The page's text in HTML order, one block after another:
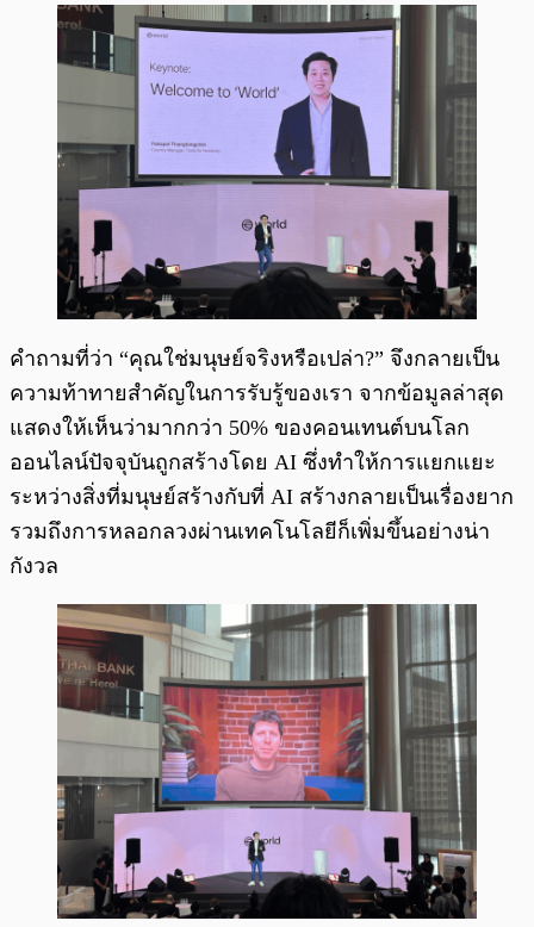
คำถามที่ว่า “คุณใช่มนุษย์จริงหรือเปล่า?” จึงกลายเป็น
ความท้าทายสำคัญในการรับรู้ของเรา จากข้อมูลล่าสุด
แสดงให้เห็นว่ามากกว่า 50% ของคอนเทนต์บนโลก
ออนไลน์ปัจจุบันถูกสร้างโดย AI ซึ่งทำให้การแยกแยะ
ระหว่างสิ่งที่มนุษย์สร้างกับที่ AI สร้างกลายเป็นเรื่องยาก
รวมถึงการหลอกลวงผ่านเทคโนโลยีก็เพิ่มขึ้นอย่างน่า
กังวล